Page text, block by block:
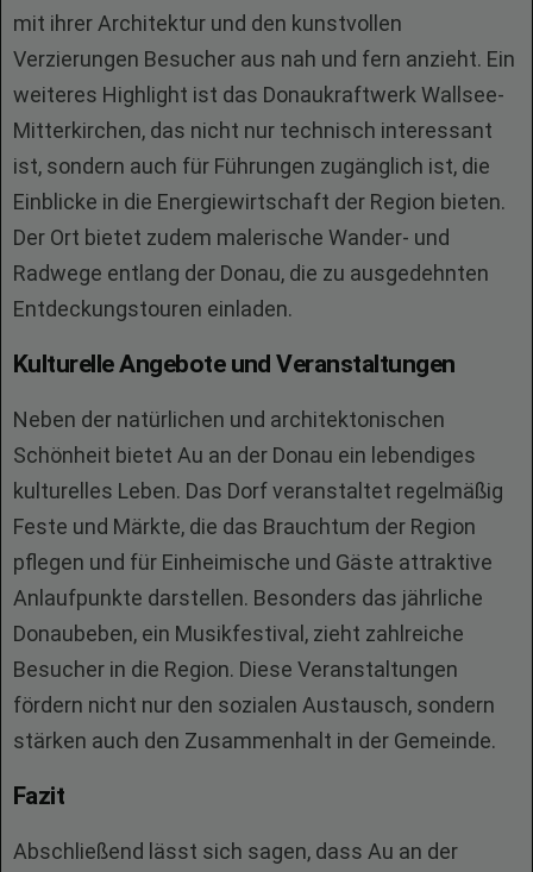
mit ihrer Architektur und den kunstvollen
Verzierungen Besucher aus nah und fern anzieht. Ein
weiteres Highlight ist das Donaukraftwerk Wallsee-
Mitterkirchen, das nicht nur technisch interessant
ist, sondern auch für Führungen zugänglich ist, die
Einblicke in die Energiewirtschaft der Region bieten.
Der Ort bietet zudem malerische Wander- und
Radwege entlang der Donau, die zu ausgedehnten
Entdeckungstouren einladen.
Kulturelle Angebote und Veranstaltungen
Neben der natürlichen und architektonischen
Schönheit bietet Au an der Donau ein lebendiges
kulturelles Leben. Das Dorf veranstaltet regelmäßig
Feste und Märkte, die das Brauchtum der Region
pflegen und für Einheimische und Gäste attraktive
Anlaufpunkte darstellen. Besonders das jährliche
Donaubeben, ein Musikfestival, zieht zahlreiche
Besucher in die Region. Diese Veranstaltungen
fördern nicht nur den sozialen Austausch, sondern
stärken auch den Zusammenhalt in der Gemeinde.
Fazit
Abschließend lässt sich sagen, dass Au an der